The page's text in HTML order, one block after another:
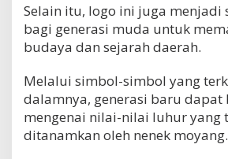
Selain itu, logo ini juga menjadi
bagi generasi muda untuk
budaya dan sejarah daerah.
Melalui simbol-simbol yang
dalamnya, generasi baru dapat
mengenai nilai-nilai luhur yang
ditanamkan oleh nenek moyang.